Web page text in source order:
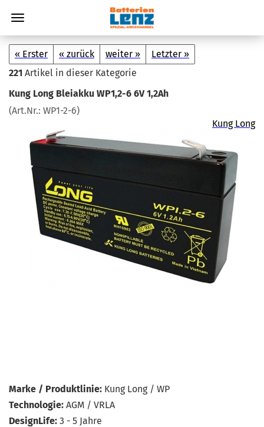
« Erster « zurück weiter »
Letzter »
221 Artikel in dieser Kategorie
Kung Long Blei­ak­ku WP1,2-6 6V 1,2Ah
(Art.Nr.: WP1-​2-6)
Kung Long
Marke / Produktlinie: Kung Long / WP
Technologie: AGM / VRLA
DesignLife: 3 - 5 Jahre